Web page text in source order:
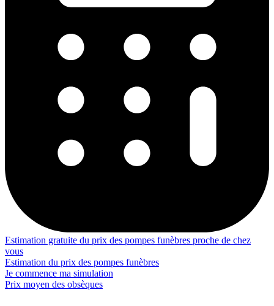
Estimation gratuite du prix des pompes funèbres proche de chez
vous
Estimation du prix des pompes funèbres
Je commence ma simulation
Prix moyen des obsèques